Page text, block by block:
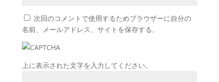
次回のコメントで使用するためブラウザーに自分の
名前、メールアドレス、サイトを保存する。
上に表示された文字を入力してください。